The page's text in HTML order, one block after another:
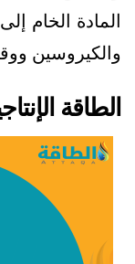
المادة الخام
والكيروسين
الطاقة